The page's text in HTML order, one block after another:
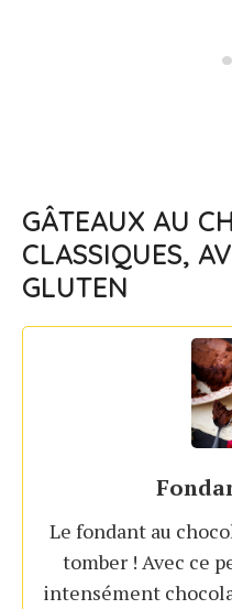
GÂTEAUX AU
CLASSIQUES,
GLUTEN
Le fondant au
tomber ! Avec ce
intensément